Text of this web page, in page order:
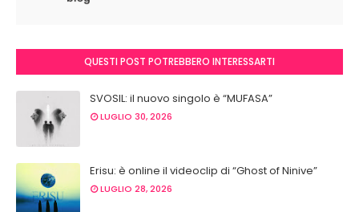
QUESTI POST POTREBBERO INTERESSARTI
SVOSIL: il nuovo singolo è “MUFASA”
LUGLIO 30, 2026
Erisu: è online il videoclip di “Ghost of Ninive”
LUGLIO 28, 2026